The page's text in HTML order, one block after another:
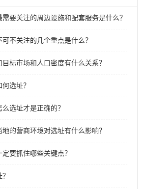
要关注的周边设施和配套服务是什么？
不关注的几个重点是什么？
标市场和人口密度有什么关系？
选址？
选址才是正确的？
的营商环境对选址有什么影响？
要抓住哪些关键点？